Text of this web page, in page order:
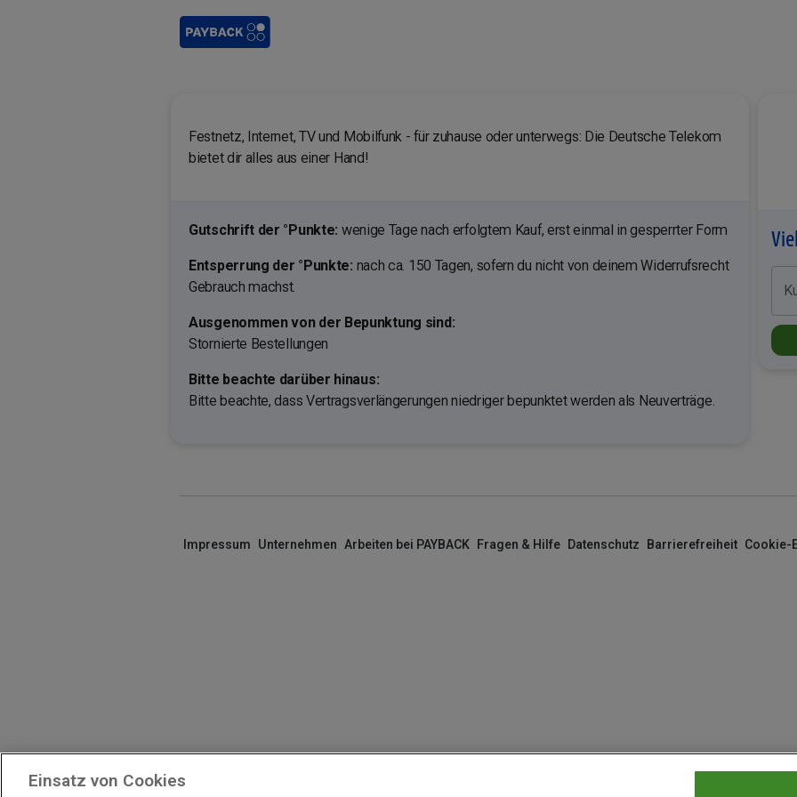
Festnetz, Internet, TV und Mobilfunk - für zuhause oder unterwegs: Die Deutsche Telekom
bietet dir alles aus einer Hand!
Gutschrift der °Punkte: wenige Tage nach erfolgtem Kauf, erst einmal in gesperrter Form
Entsperrung der °Punkte: nach ca. 150 Tagen, sofern du nicht von deinem Widerrufsrecht
Gebrauch machst.
Ausgenommen von der Bepunktung sind:
Stornierte Bestellungen
Bitte beachte darüber hinaus:
Bitte beachte, dass Vertragsverlängerungen niedriger bepunktet werden als Neuverträge.
Impressum Unternehmen Arbeiten bei PAYBACK Fragen & Hilfe Datenschutz Barrierefreiheit Cookie-
Einsatz von Cookies